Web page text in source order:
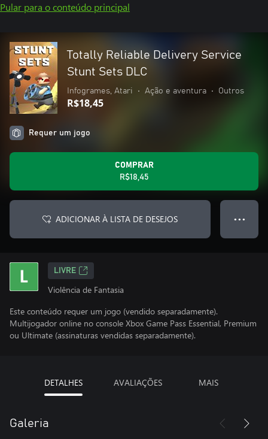
Pular para o conteúdo principal
Totally Reliable Delivery Service
Stunt Sets DLC
Infogrames, Atari • Ação e aventura • Outros
R$18,45
Requer um jogo
COMPRAR
R$18,45
ADICIONAR À LISTA DE DESEJOS ● ● ●
LIVRE
Violência de Fantasia
Este conteúdo requer um jogo (vendido separadamente).
Multijogador online no console Xbox Game Pass Essential, Premium
ou Ultimate (assinaturas vendidas separadamente).
DETALHES AVALIAÇÕES MAIS
Galeria